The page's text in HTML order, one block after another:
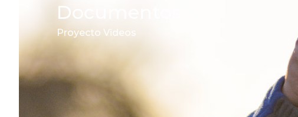
Documentos
Proyecto Videos